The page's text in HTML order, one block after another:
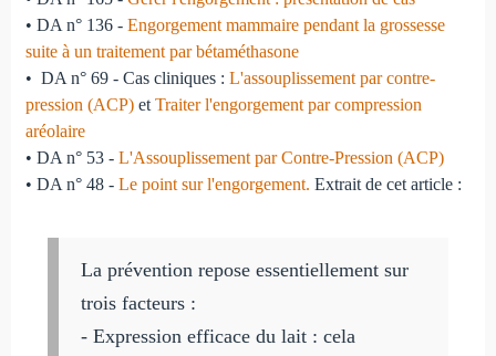
• DA n° 136 - Engorgement mammaire pendant la grossesse
suite à un traitement par bétaméthasone
• DA n° 69 - Cas cliniques : L'assouplissement par contre-
pression (ACP)et Traiter l'engorgement par compression
aréolaire
• DA n° 53 - L'Assouplissement par Contre-Pression (ACP)
• DA n° 48 - Le point sur l'engorgement. Extrait de cet article :
La prévention repose essentiellement sur
trois facteurs :
- Expression efficace du lait : cela